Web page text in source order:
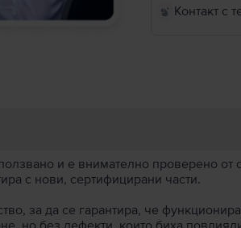
Контакт с
и е внимателно проверено
с нови, сертифицирани части.
за да се гарантира, че